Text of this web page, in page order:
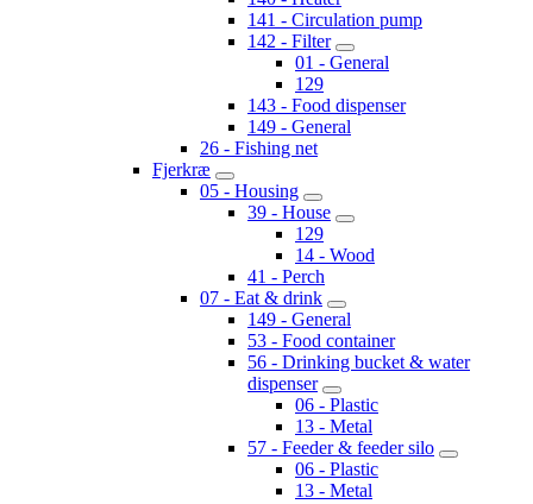
141 - Circulation pump
142 - Filter
01 - General
129
143 - Food dispenser
149 - General
26 - Fishing net
Fjerkræ
05 - Housing
39 - House
129
14 - Wood
41 - Perch
07 - Eat & drink
149 - General
53 - Food container
56 - Drinking bucket & water
dispenser
06 - Plastic
13 - Metal
57 - Feeder & feeder silo
06 - Plastic
13 - Metal